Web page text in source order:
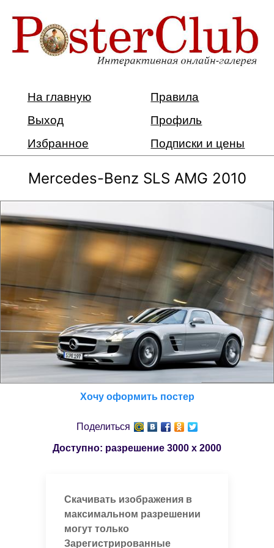
На главную
Правила
Выход
Профиль
Избранное
Подписки и цены
Mercedes-Benz SLS AMG 2010
Хочу оформить постер
Поделиться
Доступно: разрешение 3000 x 2000
Скачивать изображения в
максимальном разрешении
могут только
Зарегистрированные